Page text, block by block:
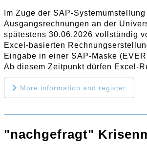
Im Zuge der SAP-
Ausgangsrechnungen an der
spätestens 30.06.2026 vollständig
Excel-basierten
Eingabe in einer SAP-Maske
Ab diesem Zeitpunkt dürfen Excel-
More information and register
"nachgefragt"